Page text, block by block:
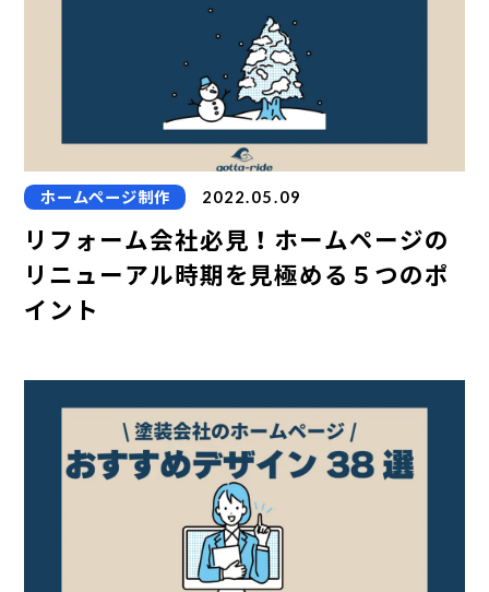
ホームページ制作 2022.05.09
リフォーム会社必見！ホームページの
リニューアル時期を見極める５つのポ
イント